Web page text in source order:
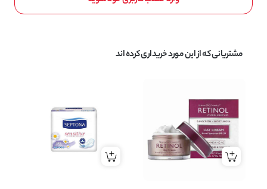
مشتریانی که از این مورد خریداری کرده اند